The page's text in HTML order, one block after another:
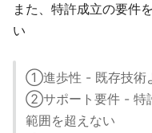
また、特許成立の要件
い
①進歩性 - 既存技術
②サポート要件 - 特
範囲を超えない